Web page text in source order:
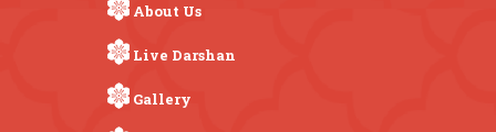
About Us
Live Darshan
Gallery